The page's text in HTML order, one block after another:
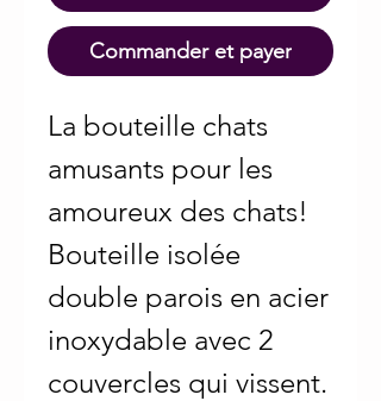
Commander et payer
La bouteille chats
amusants pour les
amoureux des chats!
Bouteille isolée
double parois en acier
inoxydable avec 2
couvercles qui vissent.